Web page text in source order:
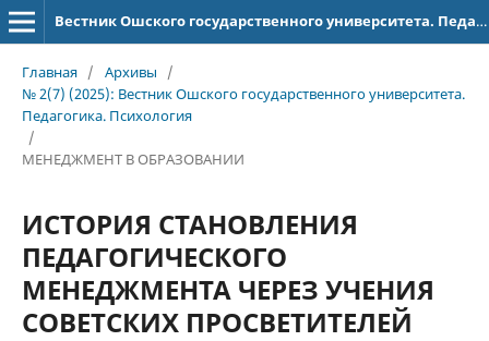
Вестник Ошского государственного университета. Педагогика. Психология
Главная / Архивы
/
№ 2(7) (2025): Вестник Ошского государственного университета.
Педагогика. Психология
/
МЕНЕДЖМЕНТ В ОБРАЗОВАНИИ
ИСТОРИЯ СТАНОВЛЕНИЯ
ПЕДАГОГИЧЕСКОГО
МЕНЕДЖМЕНТА ЧЕРЕЗ УЧЕНИЯ
СОВЕТСКИХ ПРОСВЕТИТЕЛЕЙ